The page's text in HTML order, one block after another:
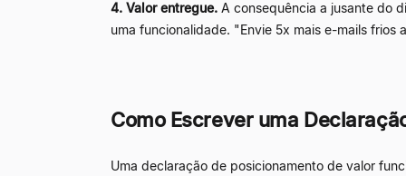
4. Valor entregue. A consequência a jusante do
uma funcionalidade. "Envie 5x mais e-mails frios
Como Escrever uma
Uma declaração de posicionamento de valor